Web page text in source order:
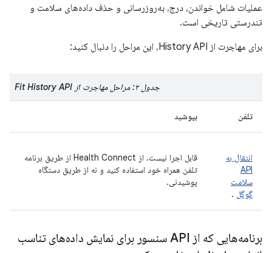
عملیات شامل خواندن، درج، به‌روزرسانی و حذف داده‌های سلامت و
تندرستی تاریخی است.
برای مهاجرت از History API، این مراحل را دنبال کنید:
جدول ۲: مراحل مهاجرت از Fit History API
تلفن بپوشید
انتقال به
API
سلامت
گوگل .
قابل اجرا نیست. از Health Connect از طریق برنامه
تلفن همراه خود استفاده کنید و نه از طریق دستگاه
پوشیدنی.
برنامه‌هایی که از API سنسور برای نمایش داده‌های تناسب